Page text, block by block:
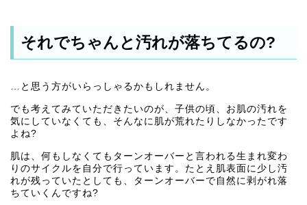
それでちゃんと汚れが落ちてるの?
…と思う方がいらっしゃるかもしれません。
でも考えてみていただきたいのが、子供の頃、お肌の汚れを
気にしていなくても、そんなに肌が荒れたりしなかったです
よね?
肌は、何もしなくてもターンオーバーと言われる生まれ変わ
りのサイクルを自分で行っています。たとえ肌表面に少し汚
れが残っていたとしても、ターンオーバーで自然に剥がれ落
ちていくんですね?